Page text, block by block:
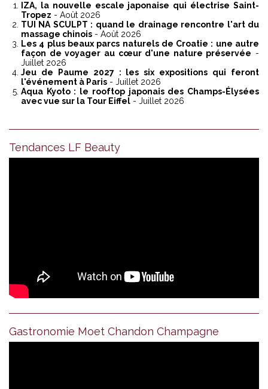
IZA, la nouvelle escale japonaise qui électrise Saint-
Tropez - Août 2026
TUI NA SCULPT : quand le drainage rencontre l'art du
massage chinois - Août 2026
Les 4 plus beaux parcs naturels de Croatie : une autre
façon de voyager au cœur d'une nature préservée -
Juillet 2026
Jeu de Paume 2027 : les six expositions qui feront
l'événement à Paris - Juillet 2026
Aqua Kyoto : le rooftop japonais des Champs-Élysées
avec vue sur la Tour Eiffel - Juillet 2026
Tendances LF Beauty
Gastronomie Moet Chandon Champagne